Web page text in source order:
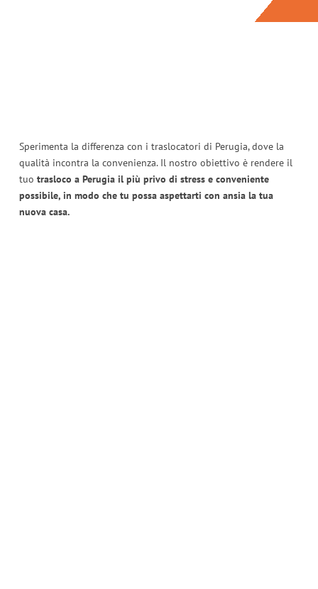
Sperimenta la differenza con i traslocatori di Perugia, dove la
qualità incontra la convenienza. Il nostro obiettivo è rendere il
tuo trasloco a Perugia il più privo di stress e conveniente
possibile, in modo che tu possa aspettarti con ansia la tua
nuova casa.